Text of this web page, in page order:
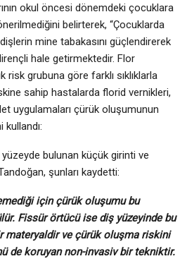
okul öncesi dönemdeki çocuklara
belirterek, “Çocuklarda
mine tabakasını güçlendirerek
hale getirmektedir. Flor
grubuna göre farklı sıklıklarla
sahip hastalarda florid vernikleri,
uygulamaları çürük oluşumunun
kullandı:
bulunan küçük girinti ve
şunları kaydetti:
için çürük oluşumu bu
Fissür örtücü ise diş yüzeyinde bu
materyaldir ve çürük oluşma riskini
de koruyan non-invasiv bir tekniktir.